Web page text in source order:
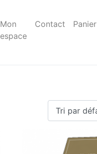
Mon
espace
Contact
Panier